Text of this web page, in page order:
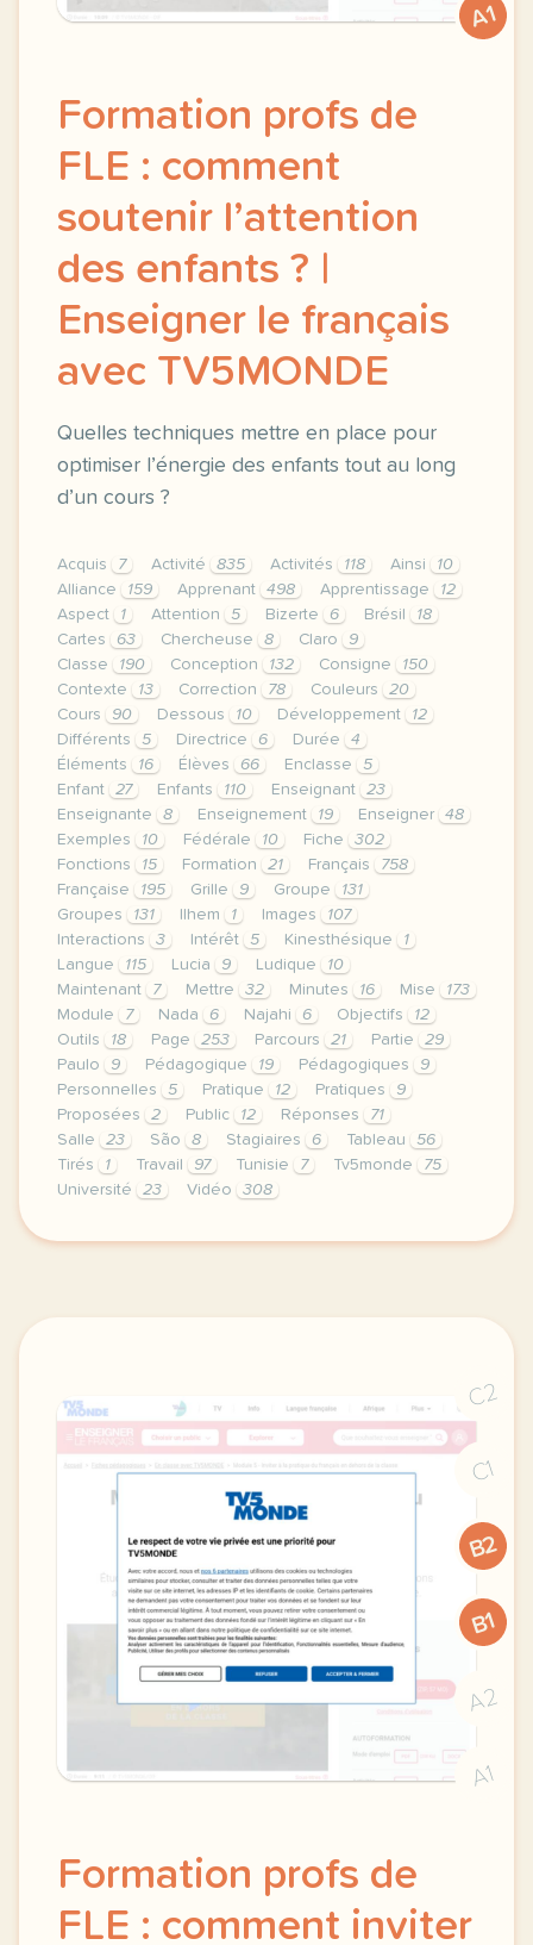
A1
Formation profs de
FLE : comment
soutenir l’attention
des enfants ? |
Enseigner le français
avec TV5MONDE
Quelles techniques mettre en place pour
optimiser l’énergie des enfants tout au long
d’un cours ?
Acquis 7 Activité 835 Activités 118 Ainsi
10
Alliance
159 Apprenant 498 Apprentissage
12
Aspect
1 Attention 5 Bizerte 6 Brésil
18
Cartes
63 Chercheuse 8 Claro
9
Classe
190 Conception 132 Consigne
150
Contexte
13 Correction 78 Couleurs
20
Cours
90 Dessous 10 Développement
12
Différents
5 Directrice 6 Durée
4
Éléments
16 Élèves 66 Enclasse
5
Enfant
27 Enfants 110 Enseignant
23
Enseignante
8 Enseignement 19 Enseigner
48
Exemples
10 Fédérale 10 Fiche
302
Fonctions
15 Formation 21 Français
758
Française
195 Grille 9 Groupe
131
Groupes
131 Ilhem 1 Images
107
Interactions
3 Intérêt 5 Kinesthésique
1
Langue
115 Lucia 9 Ludique
10
Maintenant
7 Mettre 32 Minutes 16 Mise
173
Module
7 Nada 6 Najahi 6 Objectifs
12
Outils
18 Page 253 Parcours 21 Partie
29
Paulo
9 Pédagogique 19 Pédagogiques
9
Personnelles
5 Pratique 12 Pratiques
9
Proposées
2 Public 12 Réponses
71
Salle
23 São 8 Stagiaires 6 Tableau
56
Tirés
1 Travail 97 Tunisie 7 Tv5monde
75
Université
23 Vidéo 308
le respect de votre vie privee est une priorite
C2
C1
B2
B1
A2
A1
Formation profs de
FLE : comment inviter